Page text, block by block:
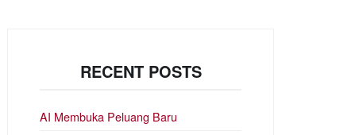
RECENT POSTS
AI Membuka Peluang Baru